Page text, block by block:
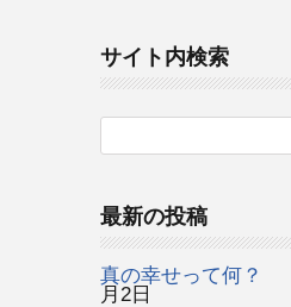
サイト内検索
最新の投稿
真の幸せって何？
月2日